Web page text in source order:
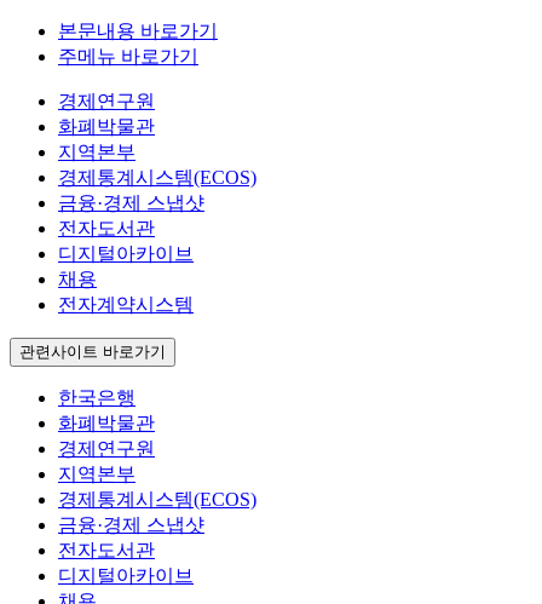
본문내용 바로가기
주메뉴 바로가기
경제연구원
화폐박물관
지역본부
경제통계시스템(ECOS)
금융·경제 스냅샷
전자도서관
디지털아카이브
채용
전자계약시스템
관련사이트 바로가기
한국은행
화폐박물관
경제연구원
지역본부
경제통계시스템(ECOS)
금융·경제 스냅샷
전자도서관
디지털아카이브